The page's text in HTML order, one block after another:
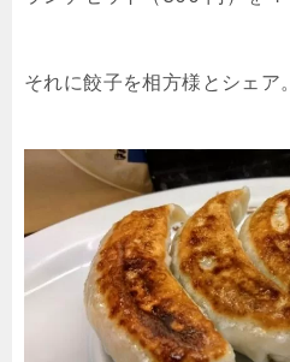
それに餃子を相方様とシェア。